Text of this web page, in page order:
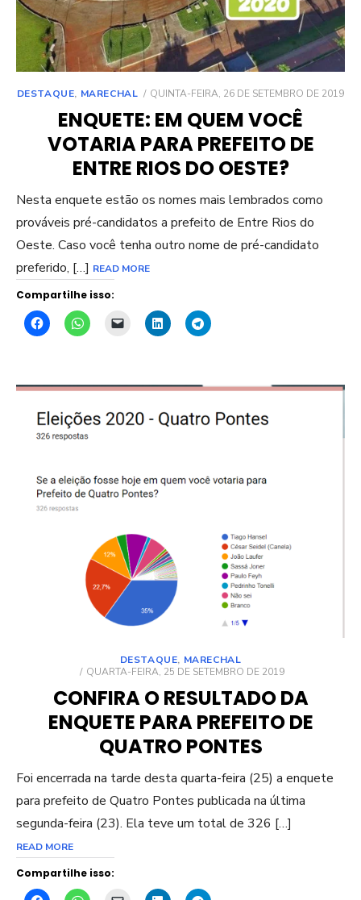
DESTAQUE, MARECHAL
POSTED
QUINTA-FEIRA, 26 DE SETEMBRO DE 2019
ENQUETE: EM QUEM VOCÊ
VOTARIA PARA PREFEITO DE
ENTRE RIOS DO OESTE?
Nesta enquete estão os nomes mais lembrados como
prováveis pré-candidatos a prefeito de Entre Rios do
Oeste. Caso você tenha outro nome de pré-candidato
preferido, […] READ MORE
Compartilhe isso:
DESTAQUE, MARECHAL
POSTED
QUARTA-FEIRA, 25 DE SETEMBRO DE 2019
CONFIRA O RESULTADO DA
ENQUETE PARA PREFEITO DE
QUATRO PONTES
Foi encerrada na tarde desta quarta-feira (25) a enquete
para prefeito de Quatro Pontes publicada na última
segunda-feira (23). Ela teve um total de 326 […]
READ MORE
Compartilhe isso: